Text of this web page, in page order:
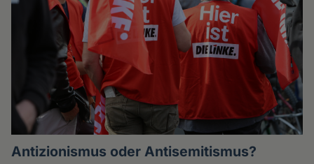
Antizionismus oder Antisemitismus?